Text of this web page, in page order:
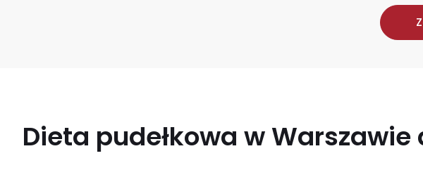
Dieta pudełkowa w